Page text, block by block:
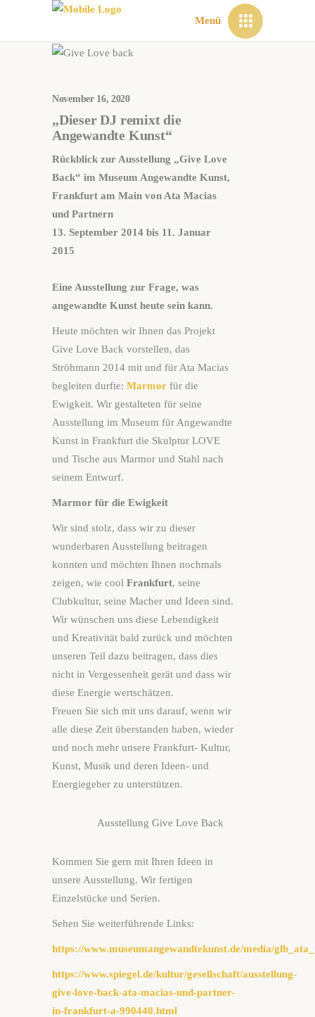
Menü
November 16, 2020
„Dieser DJ remixt die
Angewandte Kunst“
Rückblick zur Ausstellung „Give Love
Back“ im Museum Angewandte Kunst,
Frankfurt am Main von Ata Macias
und Partnern
13. September 2014 bis 11. Januar
2015
Eine Ausstellung zur Frage, was
angewandte Kunst heute sein kann.
Heute möchten wir Ihnen das Projekt
Give Love Back vorstellen, das
Ströhmann 2014 mit und für Ata Macias
begleiten durfte: Marmor für die
Ewigkeit. Wir gestalteten für seine
Ausstellung im Museum für Angewandte
Kunst in Frankfurt die Skulptur LOVE
und Tische aus Marmor und Stahl nach
seinem Entwurf.
Marmor für die Ewigkeit
Wir sind stolz, dass wir zu dieser
wunderbaren Ausstellung beitragen
konnten und möchten Ihnen nochmals
zeigen, wie cool Frankfurt, seine
Clubkultur, seine Macher und Ideen sind.
Wir wünschen uns diese Lebendigkeit
und Kreativität bald zurück und möchten
unseren Teil dazu beitragen, dass dies
nicht in Vergessenheit gerät und dass wir
diese Energie wertschätzen.
Freuen Sie sich mit uns darauf, wenn wir
alle diese Zeit überstanden haben, wieder
und noch mehr unsere Frankfurt- Kultur,
Kunst, Musik und deren Ideen- und
Energiegeber zu unterstützen.
Ausstellung Give Love Back
Kommen Sie gern mit Ihren Ideen in
unsere Ausstellung. Wir fertigen
Einzelstücke und Serien.
Sehen Sie weiterführende Links:
https://www.museumangewandtekunst.de/media/
https://www.spiegel.de/kultur/gesellschaft/ausstellung-
give-love-back-ata-macias-und-partner-
in-frankfurt-a-990440.html